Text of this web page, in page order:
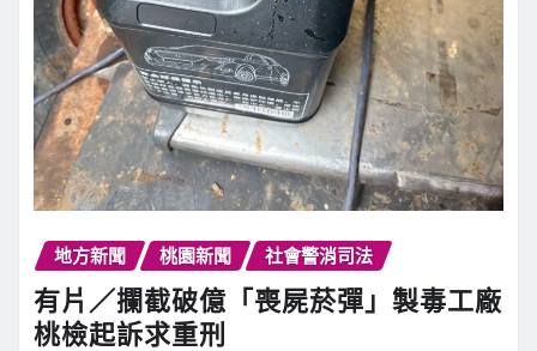
地方新聞 桃園新聞 社會警消司法
有片／攔截破億「喪屍菸彈」製毒工廠
桃檢起訴求重刑